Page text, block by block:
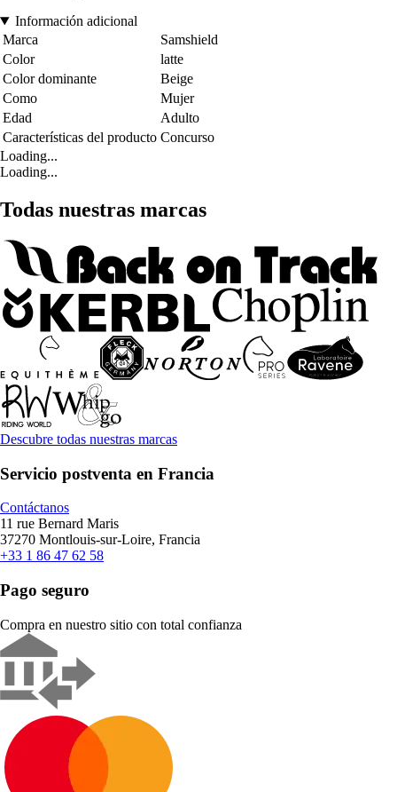
Información adicional
Marca
Samshield
Color
latte
Color dominante
Beige
Como
Mujer
Edad
Adulto
Características del producto Concurso
Loading...
Loading...
Todas nuestras marcas
Descubre todas nuestras marcas
Servicio postventa en Francia
Contáctanos
11 rue Bernard Maris
37270 Montlouis-sur-Loire, Francia
+33 1 86 47 62 58
Pago seguro
Compra en nuestro sitio con total confianza